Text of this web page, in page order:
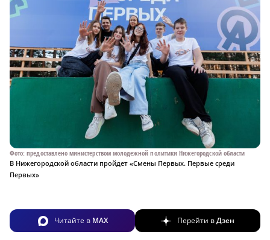
Фото: предоставлено министерством молодежной политики Нижегородской области
В Нижегородской области пройдет «Смены Первых. Первые среди
Первых»
Читайте в MAX Перейти вДзен